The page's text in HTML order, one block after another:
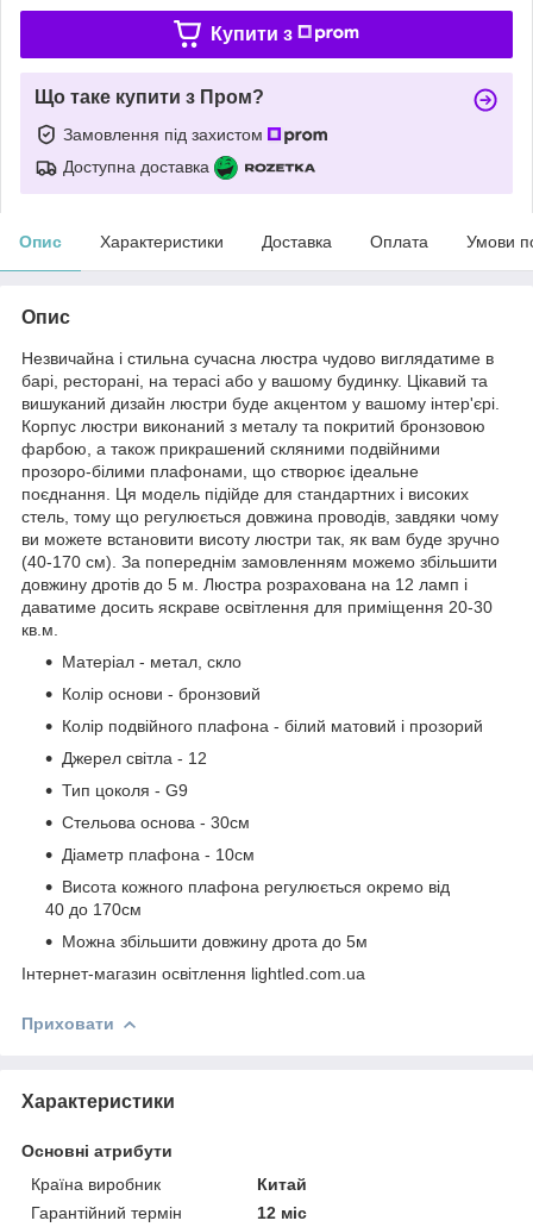
Купити з
Що таке купити з Пром?
Замовлення під захистом
Доступна доставка
Опис Характеристики Доставка Оплата Умови
Опис
Незвичайна і стильна сучасна люстра чудово виглядатиме в
барі, ресторані, на терасі або у вашому будинку. Цікавий та
вишуканий дизайн люстри буде акцентом у вашому інтер'єрі.
Корпус люстри виконаний з металу та покритий бронзовою
фарбою, а також прикрашений скляними подвійними
прозоро-білими плафонами, що створює ідеальне
поєднання. Ця модель підійде для стандартних і високих
стель, тому що регулюється довжина проводів, завдяки чому
ви можете встановити висоту люстри так, як вам буде зручно
(40-170 см). За попереднім замовленням можемо збільшити
довжину дротів до 5 м. Люстра розрахована на 12 ламп і
даватиме досить яскраве освітлення для приміщення 20-30
кв.м.
Матеріал - метал, скло
Колір основи - бронзовий
Колір подвійного плафона - білий матовий і прозорий
Джерел світла - 12
Тип цоколя - G9
Стельова основа - 30см
Діаметр плафона - 10см
Висота кожного плафона регулюється окремо від
40 до 170см
Можна збільшити довжину дрота до 5м
Інтернет-магазин освітлення lightled.com.ua
Приховати
Характеристики
Основні атрибути
Країна виробник
Китай
Гарантійний термін
12 міс